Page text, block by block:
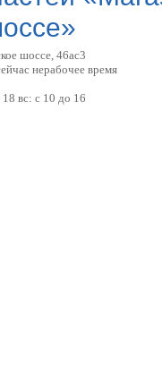
шоссе, 46ас3
нерабочее время
вс: с 10 до 16